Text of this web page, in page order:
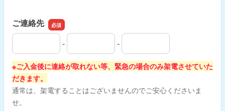
ご連絡先
ご連絡先の市外局番
-
ご連絡先の市内局番 -
ご連絡先の加入者番号
※ご入金後に連絡が取れない等、緊急の場合のみ架電させていた
だきます。
通常は、架電することはございませんのでご安心くださいま
せ。